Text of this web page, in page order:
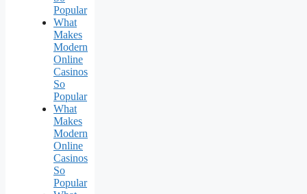
Popular
What
Makes
Modern
Online
Casinos
So
Popular
What
Makes
Modern
Online
Casinos
So
Popular